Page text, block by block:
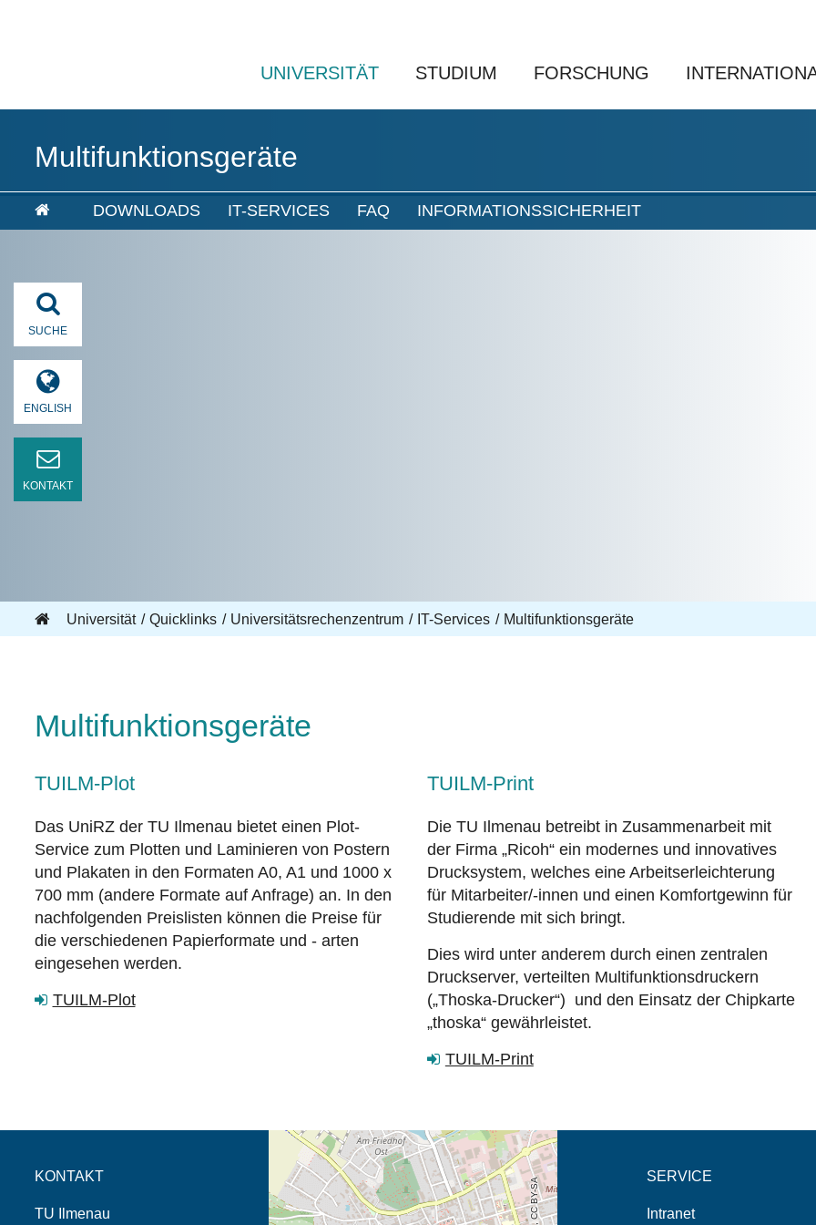
UNIVERSITÄT STUDIUM FORSCHUNG
Multifunktionsgeräte
DOWNLOADS IT-SERVICES FAQ INFORMATIONSSICHERHEIT
SUCHE
ENGLISH
KONTAKT
Universität Quicklinks Universitätsrechenzentrum IT-Services Multifunktionsgeräte
Multifunktionsgeräte
TUILM-Plot
Das UniRZ der TU Ilmenau bietet einen Plot-
Service zum Plotten und Laminieren von Postern
und Plakaten in den Formaten A0, A1 und 1000 x
700 mm (andere Formate auf Anfrage) an. In den
nachfolgenden Preislisten können die Preise für
die verschiedenen Papierformate und - arten
eingesehen werden.
TUILM-Plot
TUILM-Print
Die TU Ilmenau betreibt in Zusammenarbeit mit
der Firma „Ricoh“ ein modernes und innovatives
Drucksystem, welches eine Arbeitserleichterung
für Mitarbeiter/-innen und einen Komfortgewinn für
Studierende mit sich bringt.
Dies wird unter anderem durch einen zentralen
Druckserver, verteilten Multifunktionsdruckern
(„Thoska-Drucker“) und den Einsatz der Chipkarte
„thoska“ gewährleistet.
TUILM-Print
KONTAKT
TU Ilmenau
Öffnet die Anfahrtsbeschreibung in neuem
Tab (Karte)
SERVICE
Intranet